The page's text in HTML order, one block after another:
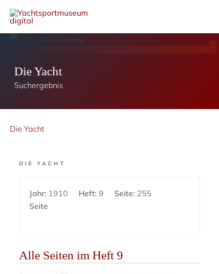
Die Yacht
Suchergebnis
Die Yacht
DIE YACHT
Jahr: 1910 Heft: 9 Seite: 255
Seite
Alle Seiten im Heft 9